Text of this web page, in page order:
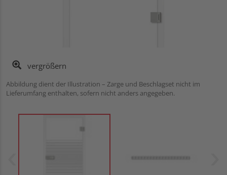
vergrößern
Abbildung dient der Illustration – Zarge und Beschlagset nicht im
Lieferumfang enthalten, sofern nicht anders angegeben.